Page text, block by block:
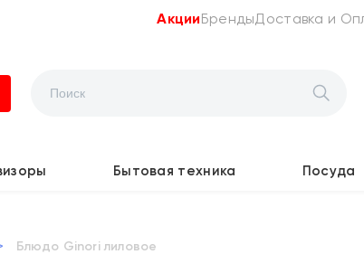
АкцииБрендыДоставка и
Бытовая техника Посуда
Блюдо Ginori лиловое